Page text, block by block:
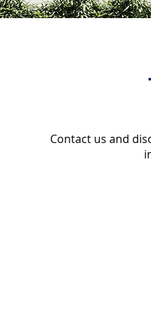
Contact us and